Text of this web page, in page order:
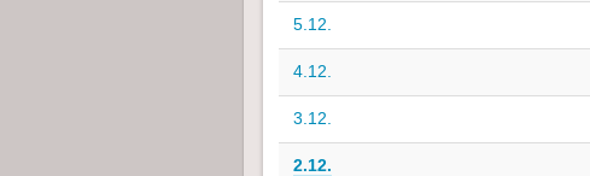
5.12.
4.12.
3.12.
2.12.